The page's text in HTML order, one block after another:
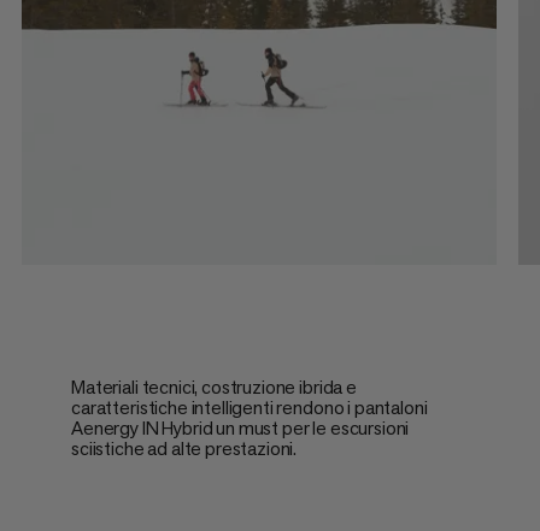
Materiali tecnici, costruzione ibrida e
caratteristiche intelligenti rendono i pantaloni
Aenergy IN Hybrid un must per le escursioni
sciistiche ad alte prestazioni.